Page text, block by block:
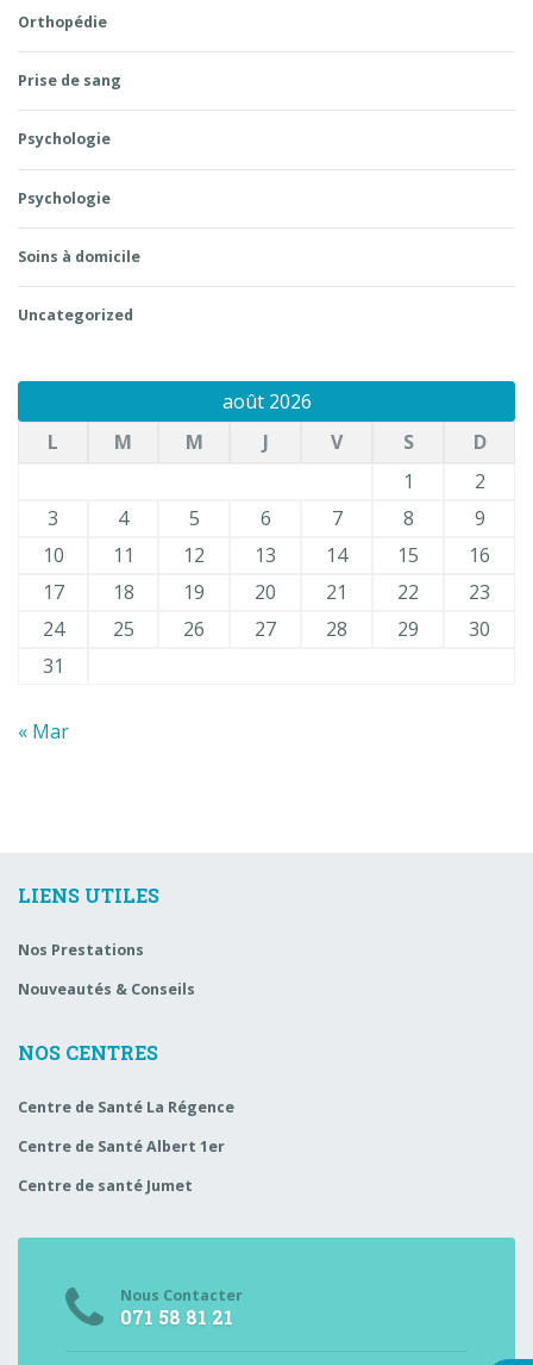
Orthopédie
Prise de sang
Psychologie
Psychologie
Soins à domicile
Uncategorized
août 2026
L
M M J V S
D
1
2
3
4 5 6 7 8
9
10
11 12 13 14 15
16
17
18 19 20 21 22
23
24
25 26 27 28 29
30
31
« Mar
LIENS UTILES
Nos Prestations
Nouveautés & Conseils
NOS CENTRES
Centre de Santé La Régence
Centre de Santé Albert 1er
Centre de santé Jumet
Nous Contacter
071 58 81 21